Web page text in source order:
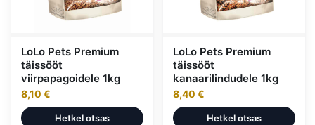
LoLo Pets Premium
täissööt
viirpapagoidele 1kg
8,10 €
Hetkel otsas
LoLo Pets Premium
täissööt
kanaarilindudele 1kg
8,40 €
Hetkel otsas